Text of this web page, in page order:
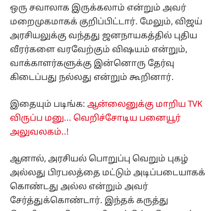
ஒரு சவாலாக இருக்கலாம் என்றும் அவர்
மறைமுகமாகக் குறிப்பிட்டார். மேலும், விஜய்
அரசியலுக்கு வந்தது ஜனநாயகத்தில் புதிய
வீரர்களை வரவேற்கும் விஷயம் என்றும்,
வாக்காளர்களுக்கு இன்னொரு தேர்வு
கிடைப்பது நல்லது என்றும் கூறினார்.
இதையும் படிங்க: ஆன்லைனுக்கு மாறிய TVK
விருப்ப மனு... வெறிச்சோடிய பனையூர்
அலுவலகம்..!
ஆனால், அரசியல் பொறுப்பு வெறும் புகழ்
அல்லது பிரபலத்தை மட்டும் அடிப்படையாகக்
கொண்டது அல்ல என்றும் அவர்
சேர்த்துக்கொண்டார். இந்தக் கருத்து